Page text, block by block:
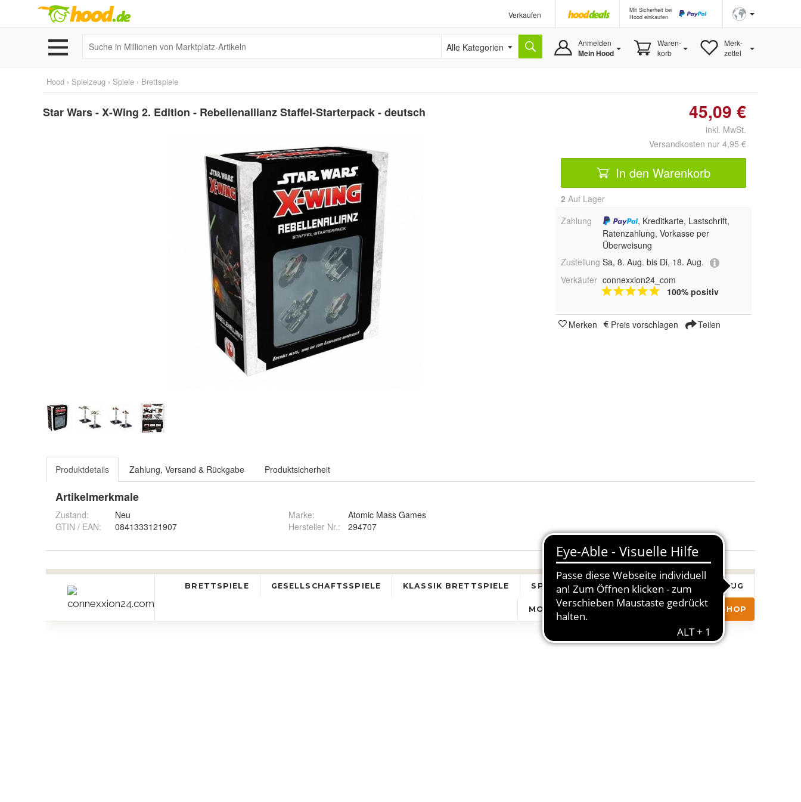
Verkaufen
Mit Sicherheit bei
Hood einkaufen
Alle Kategorien Anmelden
Mein Hood
Waren-
korb
Merk-
zettel
Hood › Spielzeug › Spiele › Brettspiele
Star Wars - X-Wing 2. Edition - Rebellenallianz Staffel-Starterpack - deutsch 45,09 €
inkl. MwSt.
Versandkosten nur 4,95 €
In den Warenkorb
2 Auf Lager
Zahlung
, Kreditkarte, Lastschrift,
Ratenzahlung, Vorkasse per
Überweisung
Zustellung Sa, 8. Aug. bis Di, 18. Aug.
Verkäufer connexxion24_com
100% positiv
Merken Preis vorschlagen Teilen
Produktdetails Zahlung, Versand & Rückgabe Produktsicherheit
Artikelmerkmale
Zustand:
Neu
GTIN / EAN:
0841333121907
Marke:
Atomic Mass Games
Hersteller Nr.:
294707